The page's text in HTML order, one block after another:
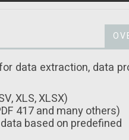
data extraction, data
XLS, XLSX)
417 and many others)
based on predefined